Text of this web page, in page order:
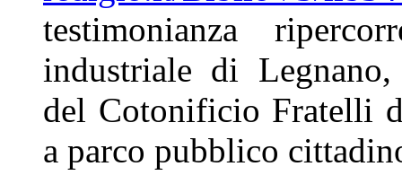
testimonianza
industriale di
del Cotonificio Fratelli
a parco pubblico